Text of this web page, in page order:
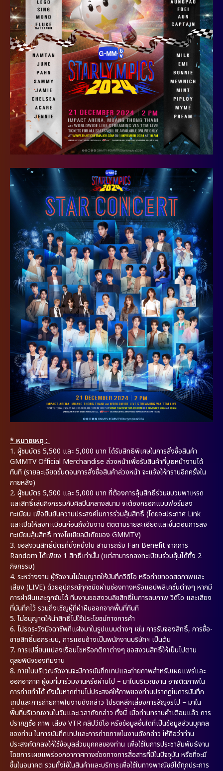
* หมายเหตุ :
1. ผู้ชมบัตร 5,500 และ 5,000 บาท ได้รับสิทธิพิเศษในการสั่งซื้อสินค้า
GMMTV Official Merchandise ล่วงหน้าเพื่อรับสินค้าที่บูธหน้างานได้
ทันที (รายละเอียดขั้นตอนการสั่งซื้อสินค้าล่วงหน้า จะแจ้งให้ทราบอีกครั้งใน
ภายหลัง)
2. ผู้ชมบัตร 5,500 และ 5,000 บาท ที่ต้องการลุ้นสิทธิ์ร่วมขบวนพาเหรด
และสิทธิ์เล่นกิจกรรมกับศิลปินกลางสนาม จะต้องกรอกแบบฟอร์มลง
ทะเบียน เพื่อยืนยันความประสงค์ในการร่วมลุ้นสิทธิ์ (โดยจะประกาศ Link
และเปิดให้ลงทะเบียนก่อนถึงวันงาน ติดตามรายละเอียดและขั้นตอนการลง
ทะเบียนลุ้นสิทธิ์ ทางโซเชียลมีเดียของ GMMTV)
3. ขอสงวนสิทธิ์บัตรที่นั่งหนึ่งใบ สามารถรับ Fan Benefit จากการ
Random ได้เพียง 1 สิทธิ์เท่านั้น (แต่สามารถลงทะเบียนร่วมลุ้นได้ทั้ง 2
กิจกรรม)
4. ระหว่างงาน ผู้จัดงานไม่อนุญาตให้บันทึกวิดีโอ หรือถ่ายทอดสดภาพและ
เสียง (LIVE) ด้วยอุปกรณ์ทุกชนิดผ่านช่องทางหรือแอปพลิเคชั่นต่างๆ หากมี
การฝ่าฝืนและถูกจับได้ ทีมงานขอสงวนลิขสิทธิ์ในการลบภาพ วิดีโอ และเสียง
ที่บันทึกไว้ รวมถึงเชิญผู้ที่ฝ่าฝืนออกจากพื้นที่ทันที
5. ไม่อนุญาตให้นำสิทธิ์ไปใช้ประโยชน์ทางการค้า
6. โปรดระวังมิจฉาชีพที่แฝงมาในรูปแบบต่างๆ เช่น การรับจองสิทธิ์, การซื้อ-
ขายสิทธิ์นอกระบบ, การแอบอ้างเป็นพนักงานบริษัทฯ เป็นต้น
7. การเปลี่ยนแปลงเงื่อนไขหรือกติกาต่างๆ ขอสงวนสิทธิ์ให้เป็นไปตาม
ดุลยพินิจของทีมงาน
8. ภายในบริเวณจัดงานจะมีการบันทึกเทปและถ่ายภาพสำหรับเผยแพร่และ
ออกอากาศ ผู้ชมที่มาร่วมงานหรือผ่านไป – มาในบริเวณงาน อาจติดภาพใน
การถ่ายทำได้ ดังนั้นหากท่านไม่ประสงค์ให้ภาพของท่านปรากฏในการบันทึก
เทปและการถ่ายภาพในงานดังกล่าว โปรดหลีกเลี่ยงการสัญจรไป – มาใน
พื้นที่บริเวณงานในวันและเวลาดังกล่าว ทั้งนี้ เมื่อท่านทราบคำเตือนแล้ว การ
ปรากฏชื่อ ภาพ เสียง VTR คลิปวีดีโอ หรือข้อมูลอื่นใดที่เป็นข้อมูลส่วนบุคคล
ของท่าน ในการบันทึกเทปและการถ่ายภาพในงานดังกล่าว ให้ถือว่าท่าน
ประสงค์ตกลงให้ใช้ข้อมูลส่วนบุคคลของท่าน เพื่อใช้ในการประชาสัมพันธ์งาน
โดยการเผยแพร่ออกอากาศทางช่องทางการสื่อสารที่มีในปัจจุบัน หรือที่จะมี
ขึ้นในอนาคต รวมทั้งใช้ในสินค้าและบริการเพื่อใช้ในทางพาณิชย์ได้ทุกประการ